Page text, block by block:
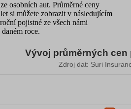
osobních aut. Průměrné ceny
si můžete zobrazit v následujícím
pojistné ze všech námi
roce.
cen pojištění auta
displaying Cena v Kč. Data ranges
Vývoj průměrných cen
Zdroj dat: Suri